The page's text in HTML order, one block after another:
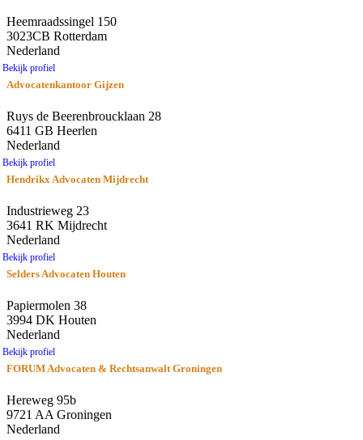
Heemraadssingel 150
3023CB Rotterdam
Nederland
Bekijk profiel
Advocatenkantoor Gijzen
Ruys de Beerenbroucklaan 28
6411 GB Heerlen
Nederland
Bekijk profiel
Hendrikx Advocaten Mijdrecht
Industrieweg 23
3641 RK Mijdrecht
Nederland
Bekijk profiel
Selders Advocaten Houten
Papiermolen 38
3994 DK Houten
Nederland
Bekijk profiel
FORUM Advocaten & Rechtsanwalt Groningen
Hereweg 95b
9721 AA Groningen
Nederland